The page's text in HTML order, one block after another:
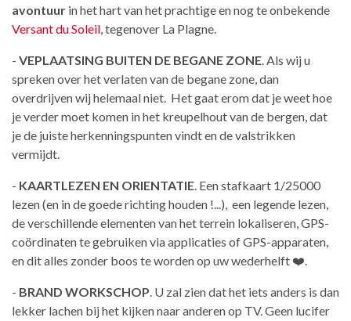
avontuur in het hart van het prachtigeen nog te onbekende
Versantdu Soleil, tegenover La Plagne.
- VEPLAATSING BUITEN DE BEGANE ZONE.Als wij u
spreken over het verlatenvan de begane zone, dan
overdrijvenwij helemaal niet. Het gaat erom dat je weet hoe
je verder moet komen in het kreupelhout van de bergen, dat
jede juiste herkenningspunten vindt en de valstrikken
vermijdt.
- KAARTLEZEN EN ORIENTATIE. Een stafkaart 1/25000
lezen (en in de goederichting houden !...), een legende lezen,
de verschillende elementen van hetterrein lokaliseren, GPS-
coördinaten te gebruiken via applicaties of GPS-apparaten,
en dit alles zonder boos te worden op uw wederhelft ❤️.
- BRAND WORKSCHOP. U zal zien dat het iets anders is dan
lekker lachen bijhet kijken naar anderen op TV. Geen lucifer